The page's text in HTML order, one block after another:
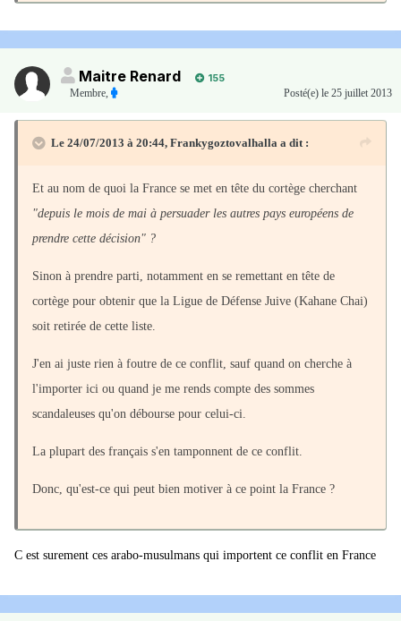
Maitre Renard
155
Membre, Posté(e) le 25 juillet 2013
Le 24/07/2013 à 20:44, Frankygoztovalhalla a dit :
Et au nom de quoi la France se met en tête du cortège cherchant
"depuis le mois de mai à persuader les autres pays européens de
prendre cette décision" ?
Sinon à prendre parti, notamment en se remettant en tête de
cortège pour obtenir que la Ligue de Défense Juive (Kahane Chai)
soit retirée de cette liste.
J'en ai juste rien à foutre de ce conflit, sauf quand on cherche à
l'importer ici ou quand je me rends compte des sommes
scandaleuses qu'on débourse pour celui-ci.
La plupart des français s'en tamponnent de ce conflit.
Donc, qu'est-ce qui peut bien motiver à ce point la France ?
C est surement ces arabo-musulmans qui importent ce conflit en France